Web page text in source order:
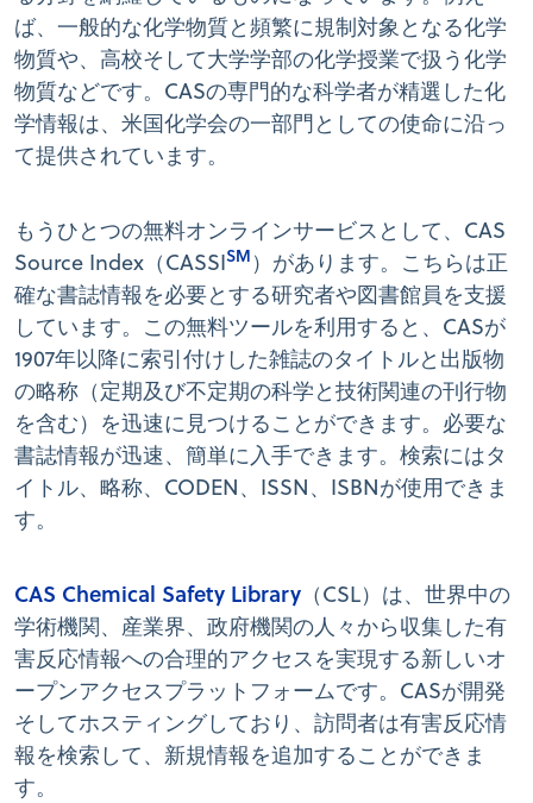
ば、一般的な化学物質と頻繁に規制対象となる化学
物質や、高校そして大学学部の化学授業で扱う化学
物質などです。CASの専門的な科学者が精選した化
学情報は、米国化学会の一部門としての使命に沿っ
て提供されています。
もうひとつの無料オンラインサービスとして、CAS
Source Index（CASSISM ）があります。こちらは正
確な書誌情報を必要とする研究者や図書館員を支援
しています。この無料ツールを利用すると、CASが
1907年以降に索引付けした雑誌のタイトルと出版物
の略称（定期及び不定期の科学と技術関連の刊行物
を含む）を迅速に見つけることができます。必要な
書誌情報が迅速、簡単に入手できます。検索にはタ
イトル、略称、CODEN、ISSN、ISBNが使用できま
す。
CAS Chemical Safety Library （CSL）は、世界中の
学術機関、産業界、政府機関の人々から収集した有
害反応情報への合理的アクセスを実現する新しいオ
ープンアクセスプラットフォームです。CASが開発
そしてホスティングしており、訪問者は有害反応情
報を検索して、新規情報を追加することができま
す。